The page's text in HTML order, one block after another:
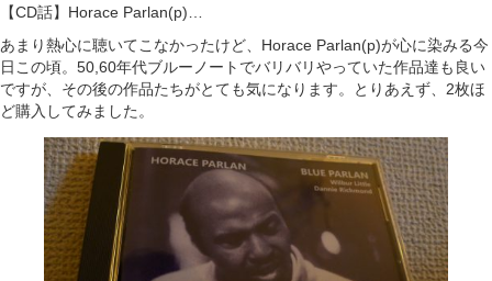
Contact
YouTube
Online Lesson
【CD話】Horace Parlan(p)…
あまり熱心に聴いてこなかったけど、Horace Parlan(p)が心に染みる今
日この頃。50,60年代ブルーノートでバリバリやっていた作品達も良い
ですが、その後の作品たちがとても気になります。とりあえず、2枚ほ
ど購入してみました。